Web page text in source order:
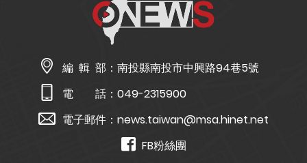
編 輯 部： 南投縣南投市中興路94巷5號
電 話： 049-2315900
電子郵件： news.taiwan@msa.hinet.net
FB粉絲團